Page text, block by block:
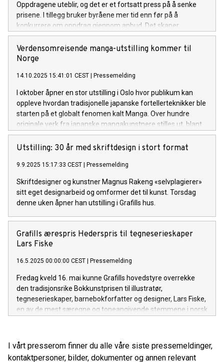
Oppdragene uteblir, og det er et fortsatt press på å senke
prisene. I tillegg bruker byråene mer tid enn før på å
konkurrere om oppdrag gjennom anbud. Det skaper
ytterligere press på en bransje som nå omstiller seg for å
overleve.
Verdensomreisende manga-utstilling kommer til
Norge
14.10.2025 15:41:01 CEST Pressemelding
I oktober åpner en stor utstilling i Oslo hvor publikum kan
oppleve hvordan tradisjonelle japanske fortellerteknikker ble
starten på et globalt fenomen kalt Manga. Over hundre
originale verk fra japanske mangakunstnere stilles ut, blant
annet arbeider av den legendariske Katsushika Hokusai,
kjent for det ikoniske motivet Den store bølgen.
Utstilling: 30 år med skriftdesign i stort format
9.9.2025 15:17:33 CEST Pressemelding
Skriftdesigner og kunstner Magnus Rakeng «selvplagierer»
sitt eget designarbeid og omformer det til kunst. Torsdag
denne uken åpner han utstilling i Grafills hus.
Grafills ærespris Hederspris til tegneserieskaper
Lars Fiske
16.5.2025 00:00:00 CEST Pressemelding
Fredag kveld 16. mai kunne Grafills hovedstyre overrekke
den tradisjonsrike Bokkunstprisen til illustratør,
tegneserieskaper, barnebokforfatter og designer, Lars Fiske,
en av de mest særegne og toneangivende stemmene i norsk
Årets vakreste illustrerte bøker, en kåring som skal fremme
illustratørenes og tegneserieskapernes viktige rolle i dagens
I vårt presserom finner du alle våre siste pressemeldinger,
kontaktpersoner, bilder, dokumenter og annen relevant